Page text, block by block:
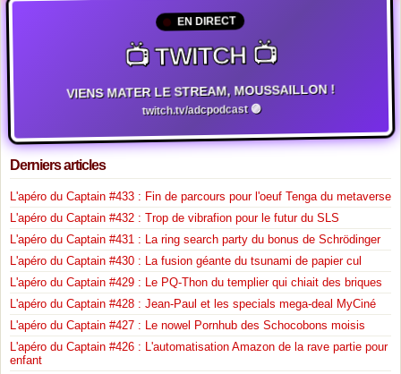
EN DIRECT
📺 TWITCH 📺
VIENS MATER LE STREAM, MOUSSAILLON !
twitch.tv/adcpodcast 🟣
Derniers articles
L'apéro du Captain #433 : Fin de parcours pour l'oeuf Tenga du metaverse
L'apéro du Captain #432 : Trop de vibrafion pour le futur du SLS
L'apéro du Captain #431 : La ring search party du bonus de Schrödinger
L'apéro du Captain #430 : La fusion géante du tsunami de papier cul
L'apéro du Captain #429 : Le PQ-Thon du templier qui chiait des briques
L'apéro du Captain #428 : Jean-Paul et les specials mega-deal MyCiné
L'apéro du Captain #427 : Le nowel Pornhub des Schocobons moisis
L'apéro du Captain #426 : L'automatisation Amazon de la rave partie pour
enfant